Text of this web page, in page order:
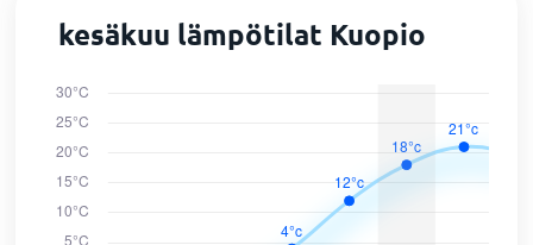
kesäkuu lämpötilat Kuopio